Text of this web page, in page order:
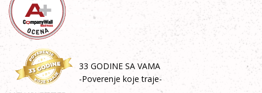
33 GODINE SA VAMA
-Poverenje koje traje-